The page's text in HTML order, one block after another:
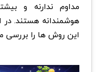
مداوم ندارنه و
هوشمندانه هستند. در
این روش ها را بررسی